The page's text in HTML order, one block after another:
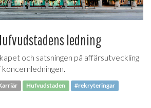
ledning
och satsningen på affärsutveckling
Hufvudstaden #rekryteringar